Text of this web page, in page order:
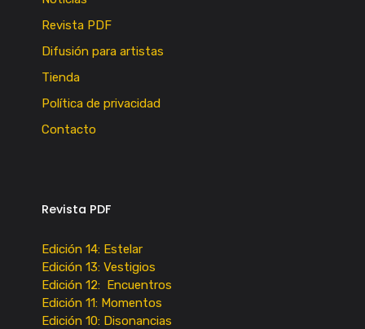
Revista PDF
Difusión para artistas
Tienda
Política de privacidad
Contacto
Revista PDF
Edición 14: Estelar
Edición 13: Vestigios
Edición 12: Encuentros
Edición 11: Momentos
Edición 10: Disonancias